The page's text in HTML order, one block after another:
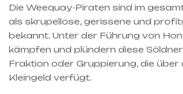
Die Weequay-Piraten sind im
als skrupellose, gerissene und
bekannt. Unter der Führung von
kämpfen und plündern diese
Fraktion oder Gruppierung, die über
Kleingeld verfügt.